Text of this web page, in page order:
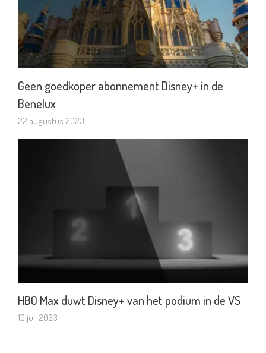
Geen goedkoper abonnement Disney+ in de
Benelux
22 augustus 2023
HBO Max duwt Disney+ van het podium in de VS
10 juli 2023